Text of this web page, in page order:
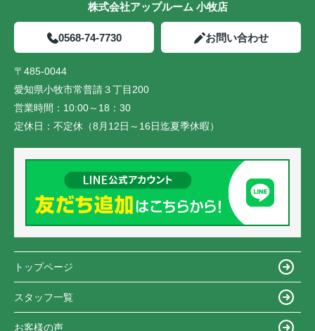
株式会社アップルーム 小牧店
0568-74-7730 お問い合わせ
〒485-0044
愛知県小牧市常普請３丁目200
営業時間： 10:00～18：30
定休日： 不定休（8月12日～16日迄夏季休暇）
トップページ
スタッフ一覧
お客様の声